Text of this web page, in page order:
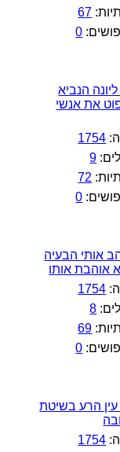
67
0
הנביא
את אנשי
1754
9
72
0
אותי הבעיה
אוהבת אותו
1754
8
69
0
הרע בשיטת
1754